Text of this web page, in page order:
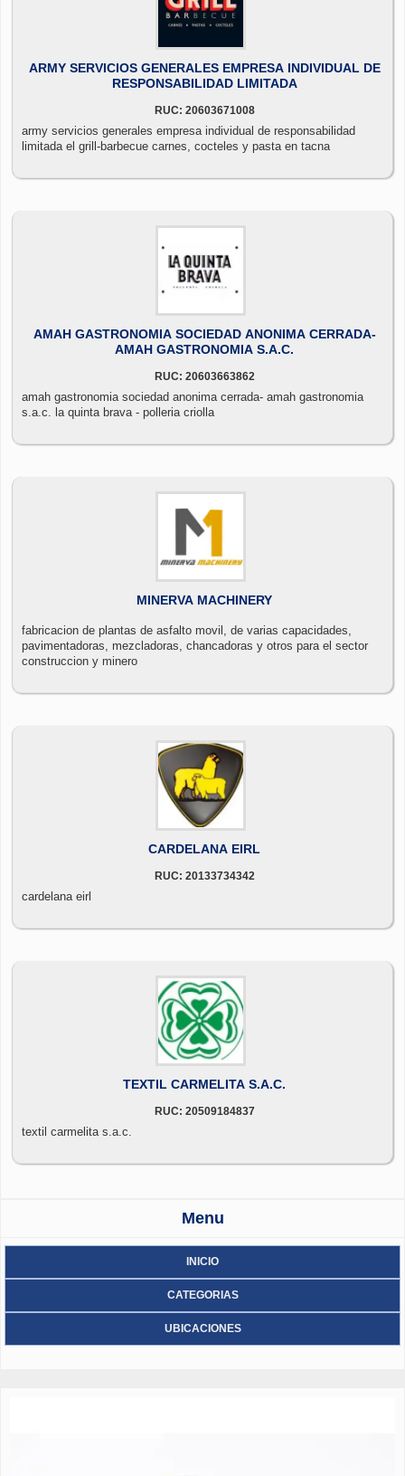
ARMY SERVICIOS GENERALES EMPRESA INDIVIDUAL DE
RESPONSABILIDAD LIMITADA
RUC: 20603671008
army servicios generales empresa individual de responsabilidad
limitada el grill-barbecue carnes, cocteles y pasta en tacna
AMAH GASTRONOMIA SOCIEDAD ANONIMA CERRADA-
AMAH GASTRONOMIA S.A.C.
RUC: 20603663862
amah gastronomia sociedad anonima cerrada- amah gastronomia
s.a.c. la quinta brava - polleria criolla
MINERVA MACHINERY
fabricacion de plantas de asfalto movil, de varias capacidades,
pavimentadoras, mezcladoras, chancadoras y otros para el sector
construccion y minero
CARDELANA EIRL
RUC: 20133734342
cardelana eirl
TEXTIL CARMELITA S.A.C.
RUC: 20509184837
textil carmelita s.a.c.
Menu
INICIO
CATEGORIAS
UBICACIONES